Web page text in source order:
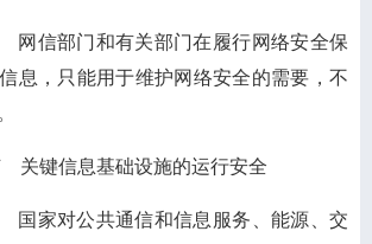
网信部门和有关部门在履行网络安全保
息，只能用于维护网络安全的需要，不
关键信息基础设施的运行安全
国家对公共通信和信息服务、能源、交